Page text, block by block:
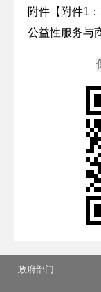
附件【 附件1
公益性服务与
政府部门